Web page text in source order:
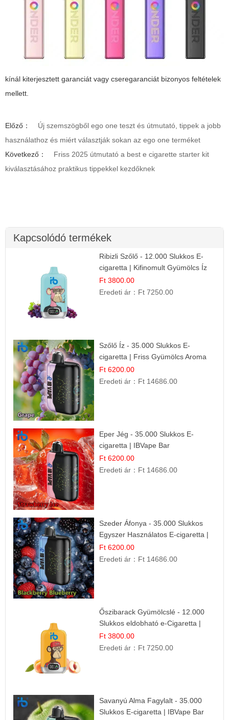
kínál kiterjesztett garanciát vagy cseregaranciát bizonyos feltételek
mellett.
Előző：
Új szemszögből ego one teszt és útmutató, tippek a jobb
használathoz és miért választják sokan az ego one terméket
Következő：
Friss 2025 útmutató a best e cigarette starter kit
kiválasztásához praktikus tippekkel kezdőknek
Kapcsolódó termékek
Ribizli Szőlő - 12.000 Slukkos E-
cigaretta | Kifinomult Gyümölcs Íz
Ft 3800.00
Eredeti ár： Ft 7250.00
Szőlő Íz - 35.000 Slukkos E-
cigaretta | Friss Gyümölcs Aroma
Ft 6200.00
Eredeti ár： Ft 14686.00
Eper Jég - 35.000 Slukkos E-
cigaretta | IBVape Bar
Ft 6200.00
Eredeti ár： Ft 14686.00
Szeder Áfonya - 35.000 Slukkos
Egyszer Használatos E-cigaretta |
Prémium Ízélmény
Ft 6200.00
Eredeti ár： Ft 14686.00
Őszibarack Gyümölcslé - 12.000
Slukkos eldobható e-Cigaretta |
Friss Gyümölcs Íz
Ft 3800.00
Eredeti ár： Ft 7250.00
Savanyú Alma Fagylalt - 35.000
Slukkos E-cigaretta | IBVape Bar